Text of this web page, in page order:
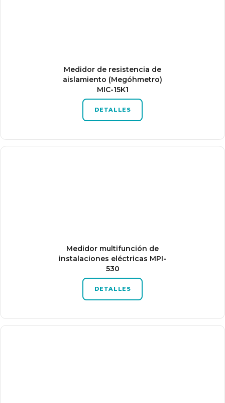
Medidor de resistencia de
aislamiento (Megóhmetro)
MIC-15K1
DETALLES
Medidor multifunción de
instalaciones eléctricas MPI-
530
DETALLES